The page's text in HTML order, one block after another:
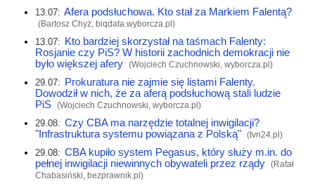
13.07: Afera podsłuchowa. Kto stał za Markiem Falentą?
(Bartosz Chyż, biqdata.wyborcza.pl)
13.07: Kto bardziej skorzystał na taśmach Falenty:
Rosjanie czy PiS? W historii zachodnich demokracji nie
było większej afery (Wojciech Czuchnowski, wyborcza.pl)
29.07: Prokuratura nie zajmie się listami Falenty.
Dowodził w nich, że za aferą podsłuchową stali ludzie
PiS (Wojciech Czuchnowski, wyborcza.pl)
29.08: Czy CBA ma narzędzie totalnej inwigilacji?
"Infrastruktura systemu powiązana z Polską" (tvn24.pl)
29.08: CBA kupiło system Pegasus, który służy m.in. do
pełnej inwigilacji niewinnych obywateli przez rządy (Rafał
Chabasiński, bezprawnik.pl)